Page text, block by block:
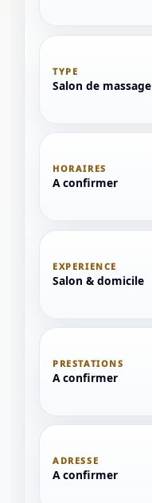
TYPE
Salon de massage
HORAIRES
A confirmer
EXPERIENCE
Salon & domicile
PRESTATIONS
A confirmer
ADRESSE
A confirmer